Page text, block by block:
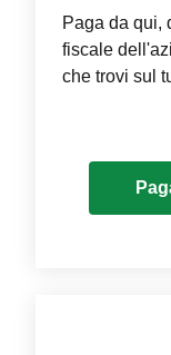
Paga da qui,
fiscale
che trovi sul